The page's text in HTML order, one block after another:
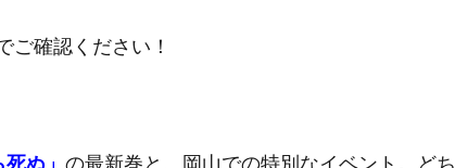
ご確認ください！
ぬ」 の最新巻と、岡山での特別なイベント。どち